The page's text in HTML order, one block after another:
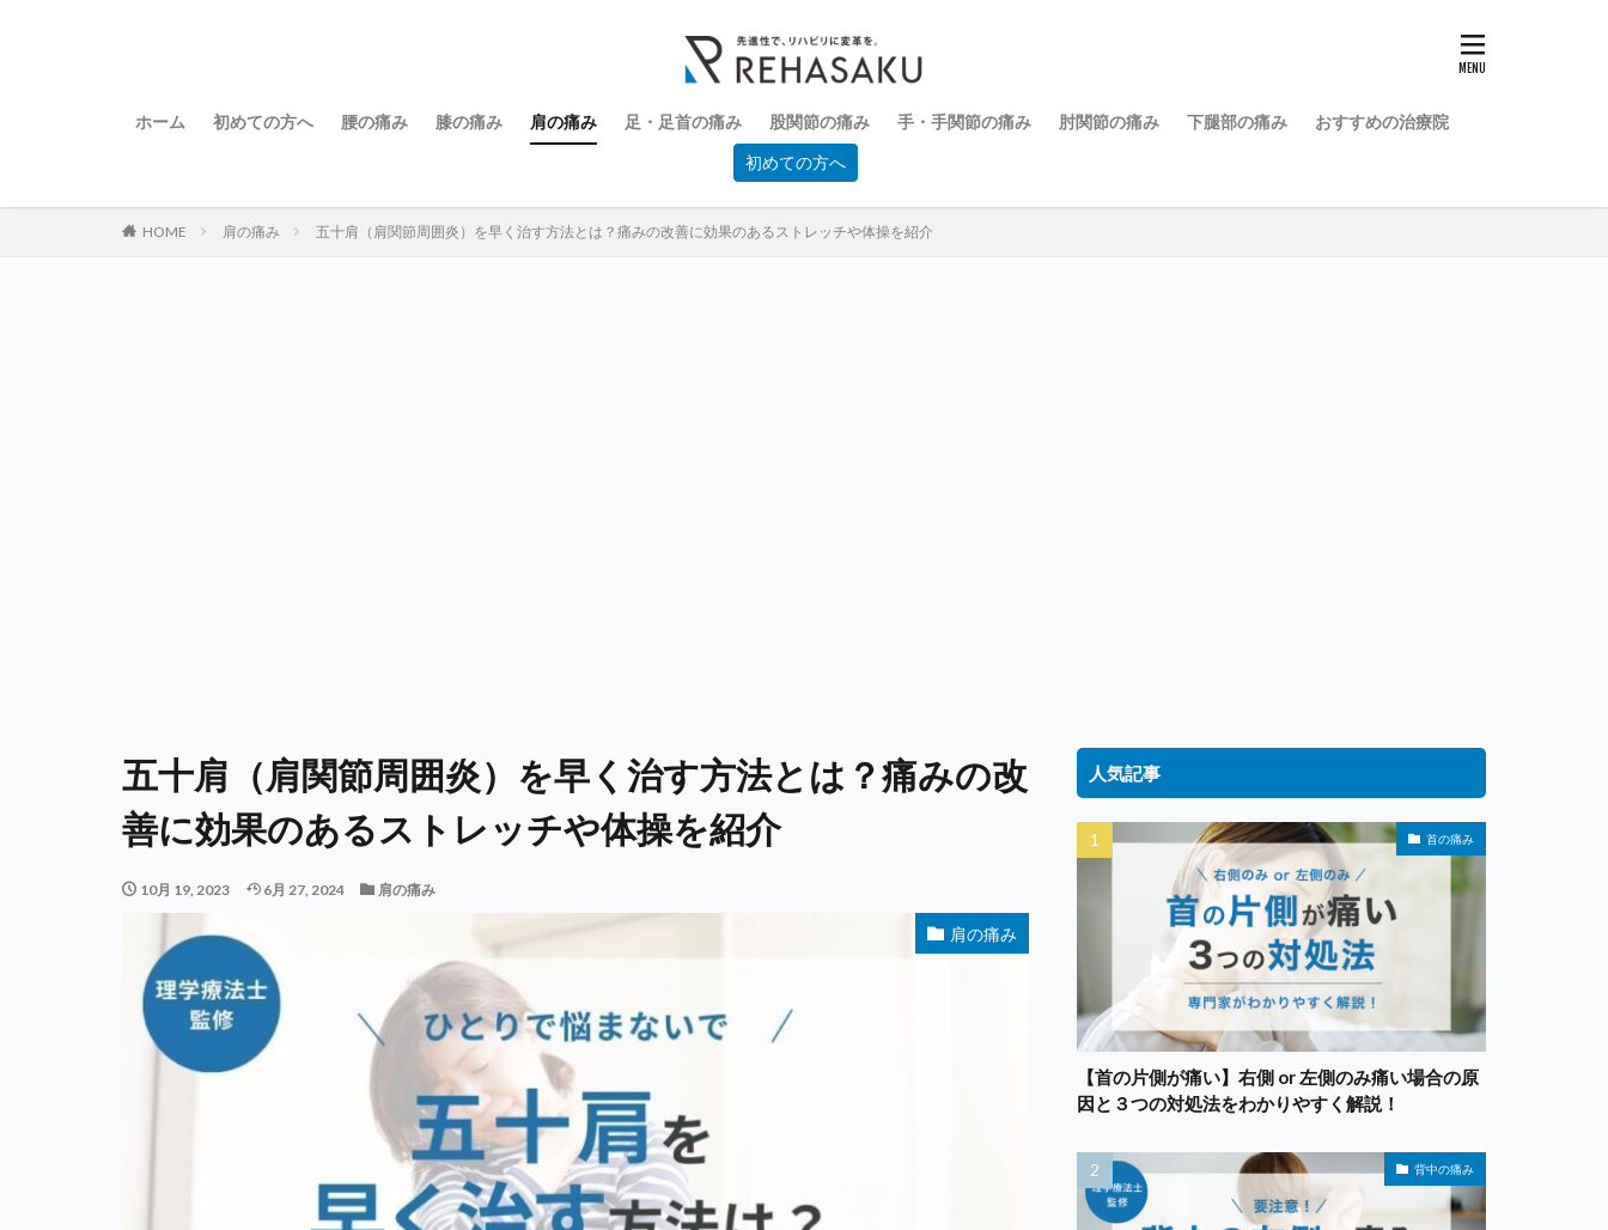
ホーム 初めての方へ 腰の痛み 膝の痛み 肩の痛み 足・足首の痛み 股関節の痛み 手・手関節の痛み 肘関節の痛み 下腿部の痛み
おすすめの治療院
初めての方へ
HOME 肩の痛み 五十肩（肩関節周囲炎）を早く治す方法とは？痛みの改善に効果のあるストレッチや体操を紹介
五十肩（肩関節周囲炎）を早く治す方法とは？痛みの改
善に効果のあるストレッチや体操を紹介
10月 19, 2023 6月 27, 2024 肩の痛み
肩の痛み
人気記事
首の痛み
【首の片側が痛い】右側 or 左側のみ痛い場合の原
因と３つの対処法をわかりやすく解説！
背中の痛み